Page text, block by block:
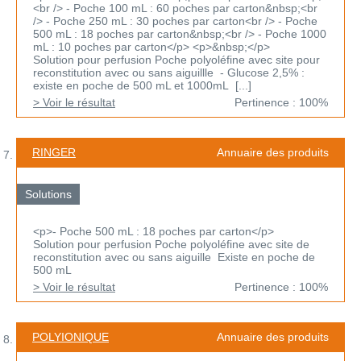
<br /> - Poche 100 mL : 60 poches par carton&nbsp;<br
/> - Poche 250 mL : 30 poches par carton<br /> - Poche
500 mL : 18 poches par carton&nbsp;<br /> - Poche 1000
mL : 10 poches par carton</p> <p>&nbsp;</p>
Solution pour perfusion Poche polyoléfine avec site pour
reconstitution avec ou sans aiguillle - Glucose 2,5% :
existe en poche de 500 mL et 1000mL [...]
> Voir le résultat
Pertinence : 100%
RINGER Annuaire des produits
Solutions
<p>- Poche 500 mL : 18 poches par carton</p>
Solution pour perfusion Poche polyoléfine avec site de
reconstitution avec ou sans aiguille Existe en poche de
500 mL
> Voir le résultat
Pertinence : 100%
POLYIONIQUE Annuaire des produits